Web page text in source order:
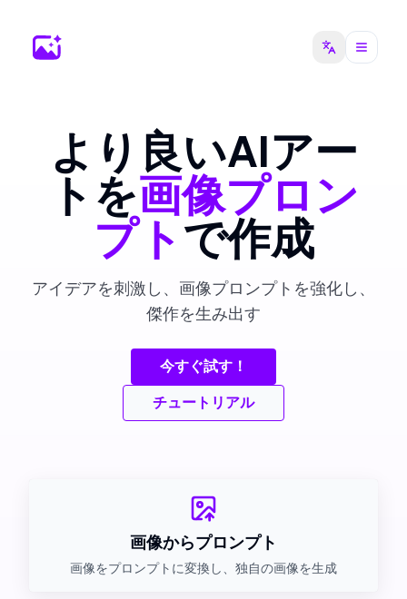
より良いAIアー
トを画像プロン
プトで作成
アイデアを刺激し、画像プロンプトを強化し、
傑作を生み出す
今すぐ試す！
チュートリアル
画像からプロンプト
画像をプロンプトに変換し、独自の画像を生成